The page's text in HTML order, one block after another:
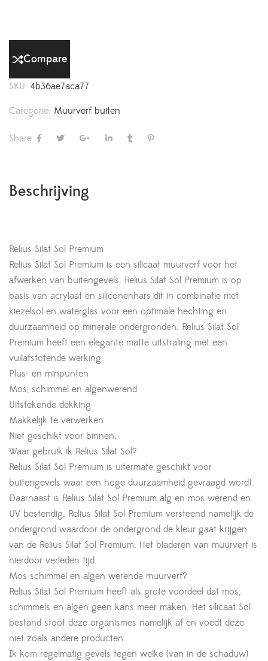
Compare
SKU: 4b36ae7aca77
Categorie: Muurverf buiten
Share:
Beschrijving
Relius Silat Sol Premium
Relius Silat Sol Premium is een silicaat muurverf voor het
afwerken van buitengevels. Relius Silat Sol Premium is op
basis van acrylaat en siliconenhars dit in combinatie met
kiezelsol en waterglas voor een optimale hechting en
duurzaamheid op minerale ondergronden. Relius Silat Sol
Premium heeft een elegante matte uitstraling met een
vuilafstotende werking.
Plus- en minpunten
Mos, schimmel en algenwerend
Uitstekende dekking
Makkelijk te verwerken
Niet geschikt voor binnen.
Waar gebruik ik Relius Silat Sol?
Relius Silat Sol Premium is uitermate geschikt voor
buitengevels waar een hoge duurzaamheid gevraagd wordt.
Daarnaast is Relius Silat Sol Premium alg en mos werend en
UV bestendig. Relius Silat Sol Premium versteend namelijk de
ondergrond waardoor de ondergrond de kleur gaat krijgen
van de Relius Silat Sol Premium. Het bladeren van muurverf is
hierdoor verleden tijd.
Mos schimmel en algen werende muurverf?
Relius Silat Sol Premium heeft als grote voordeel dat mos,
schimmels en algen geen kans meer maken. Het silicaat Sol
bestand stoot deze organismes namelijk af en voedt deze
niet zoals andere producten.
Ik kom regelmatig gevels tegen welke (van in de schaduw)